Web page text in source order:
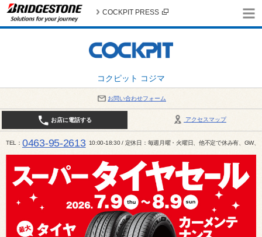
コクピット コジマ
COCKPIT PRESS
お問い合わせフォーム
アクセスマップ
お店に電話する
TEL 0463-95-2613 10:00-18:30 / 定休日：毎週月曜・火曜日、他不定で休み有、GW、